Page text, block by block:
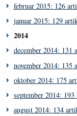
februar 2015: 126
januar 2015: 129
2014
december 2014: 131
november 2014: 135
oktober 2014: 175
september 2014:
august 2014: 134